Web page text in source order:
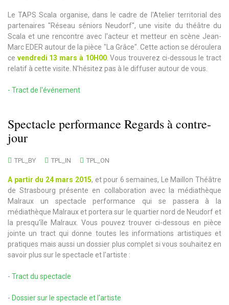
Le TAPS Scala organise, dans le cadre de l'Atelier territorial des
partenaires "Réseau séniors Neudorf", une visite du théâtre du
Scala et une rencontre avec l'acteur et metteur en scène Jean-
Marc EDER autour de la pièce "La Grâce". Cette action se déroulera
ce vendredi 13 mars à 10H00. Vous trouverez ci-dessous le tract
relatif à cette visite. N'hésitez pas à le diffuser autour de vous.
- Tract de l'événement
Spectacle performance Regards à contre-
jour
TPL_BY TPL_IN TPL_ON
A partir du 24 mars 2015, et pour 6 semaines, Le Maillon Théâtre
de Strasbourg présente en collaboration avec la médiathèque
Malraux un spectacle performance qui se passera à la
médiathèque Malraux et portera sur le quartier nord de Neudorf et
la presqu'île Malraux. Vous pouvez trouver ci-dessous en pièce
jointe un tract qui donne toutes les informations artistiques et
pratiques mais aussi un dossier plus complet si vous souhaitez en
savoir plus sur le spectacle et l'artiste :
- Tract du spectacle
- Dossier sur le spectacle et l'artiste